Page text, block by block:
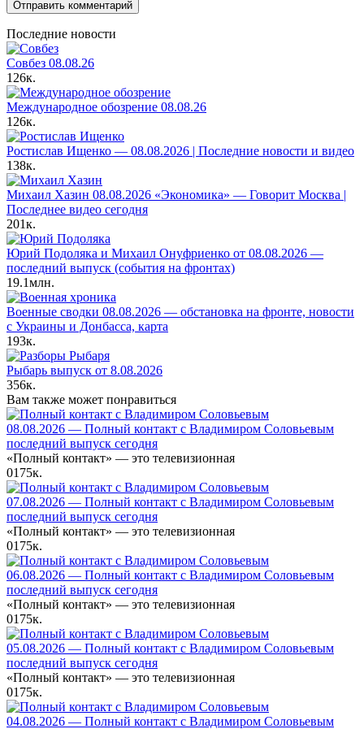
Последние новости
Совбез 08.08.26
126к.
Международное обозрение 08.08.26
126к.
Ростислав Ищенко — 08.08.2026 | Последние новости и видео
138к.
Михаил Хазин 08.08.2026 «Экономика» — Говорит Москва |
Последнее видео сегодня
201к.
Юрий Подоляка и Михаил Онуфриенко от 08.08.2026 —
последний выпуск (события на фронтах)
19.1млн.
Военные сводки 08.08.2026 — обстановка на фронте, новости
с Украины и Донбасса, карта
193к.
Рыбарь выпуск от 8.08.2026
356к.
Вам также может понравиться
08.08.2026 — Полный контакт с Владимиром Соловьевым
последний выпуск сегодня
«Полный контакт» — это телевизионная
0175к.
07.08.2026 — Полный контакт с Владимиром Соловьевым
последний выпуск сегодня
«Полный контакт» — это телевизионная
0175к.
06.08.2026 — Полный контакт с Владимиром Соловьевым
последний выпуск сегодня
«Полный контакт» — это телевизионная
0175к.
05.08.2026 — Полный контакт с Владимиром Соловьевым
последний выпуск сегодня
«Полный контакт» — это телевизионная
0175к.
04.08.2026 — Полный контакт с Владимиром Соловьевым